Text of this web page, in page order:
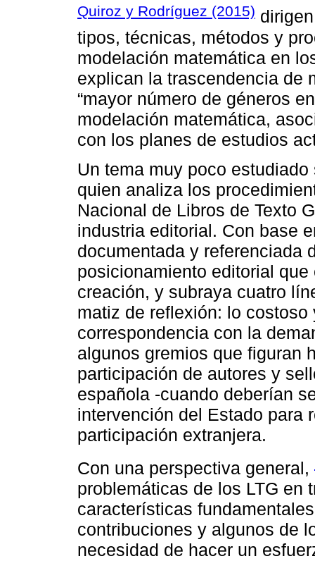
Quiroz y Rodríguez (2015)
tipos, técnicas, métodos y
modelación matemática en
explican la trascendencia de
“mayor número de géneros
modelación matemática,
con los planes de estudios
Un tema muy poco
quien analiza los
Nacional de Libros de Texto
industria editorial. Con base
documentada y referenciada
posicionamiento editorial
creación, y subraya cuatro
matiz de reflexión: lo
correspondencia con la
algunos gremios que figuran
participación de autores y
española -cuando deberían
intervención del Estado para
participación extranjera.
Con una perspectiva general,
problemáticas de los LTG en
características
contribuciones y algunos de
necesidad de hacer un